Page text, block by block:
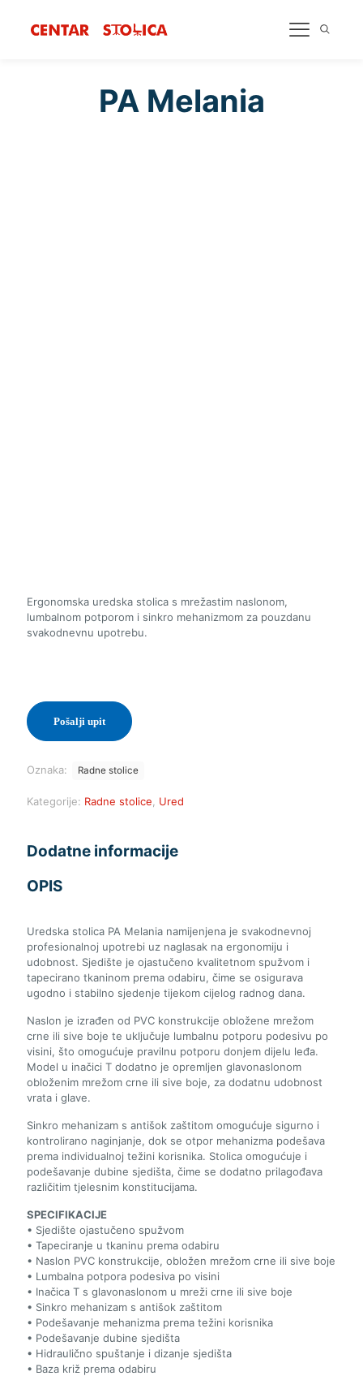
PA Melania
Ergonomska uredska stolica s mrežastim naslonom,
lumbalnom potporom i sinkro mehanizmom za pouzdanu
svakodnevnu upotrebu.
Pošalji upit
Oznaka: Radne stolice
Kategorije: Radne stolice Ured
Dodatne informacije
OPIS
Uredska stolica PA Melania namijenjena je svakodnevnoj
profesionalnoj upotrebi uz naglasak na ergonomiju i
udobnost. Sjedište je ojastučeno kvalitetnom spužvom i
tapecirano tkaninom prema odabiru, čime se osigurava
ugodno i stabilno sjedenje tijekom cijelog radnog dana.
Naslon je izrađen od PVC konstrukcije obložene mrežom
crne ili sive boje te uključuje lumbalnu potporu podesivu po
visini, što omogućuje pravilnu potporu donjem dijelu leđa.
Model u inačici T dodatno je opremljen glavonaslonom
obloženim mrežom crne ili sive boje, za dodatnu udobnost
vrata i glave.
Sinkro mehanizam s antišok zaštitom omogućuje sigurno i
kontrolirano naginjanje, dok se otpor mehanizma podešava
prema individualnoj težini korisnika. Stolica omogućuje i
podešavanje dubine sjedišta, čime se dodatno prilagođava
različitim tjelesnim konstitucijama.
SPECIFIKACIJE
• Sjedište ojastučeno spužvom
• Tapeciranje u tkaninu prema odabiru
• Naslon PVC konstrukcije, obložen mrežom crne ili sive boje
• Lumbalna potpora podesiva po visini
• Inačica T s glavonaslonom u mreži crne ili sive boje
• Sinkro mehanizam s antišok zaštitom
• Podešavanje mehanizma prema težini korisnika
• Podešavanje dubine sjedišta
• Hidraulično spuštanje i dizanje sjedišta
• Baza križ prema odabiru